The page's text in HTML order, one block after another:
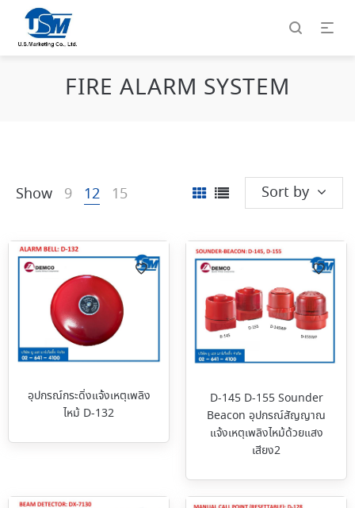
FIRE ALARM SYSTEM
Show 9 12 15 Sort by
อุปกรณ์กระดิ่งแจ้งเหตุเพลิง
ไหม้ D-132
D-145 D-155 Sounder
Beacon อุปกรณ์สัญญาณ
แจ้งเหตุเพลิงไหม้ด้วยแสง
เสียง2